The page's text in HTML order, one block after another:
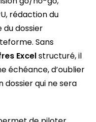
rédaction du
dossier
Sans
Excelstructuré, il
échéance, d’oublier
dossier qui ne sera